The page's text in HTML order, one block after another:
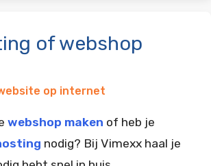
of webshop
op internet
webshop maken of heb je
nodig? Bij Vimexx haal je